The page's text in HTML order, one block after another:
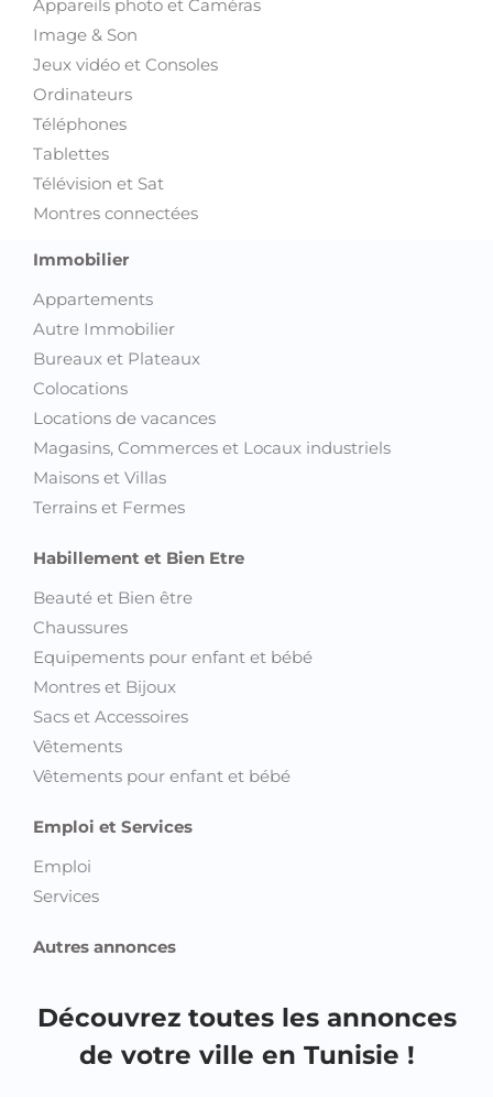
Appareils photo et Caméras
Image & Son
Jeux vidéo et Consoles
Ordinateurs
Téléphones
Tablettes
Télévision et Sat
Montres connectées
Immobilier
Appartements
Autre Immobilier
Bureaux et Plateaux
Colocations
Locations de vacances
Magasins, Commerces et Locaux industriels
Maisons et Villas
Terrains et Fermes
Habillement et Bien Etre
Beauté et Bien être
Chaussures
Equipements pour enfant et bébé
Montres et Bijoux
Sacs et Accessoires
Vêtements
Vêtements pour enfant et bébé
Emploi et Services
Emploi
Services
Autres annonces
Découvrez toutes les annonces
de votre ville en Tunisie !